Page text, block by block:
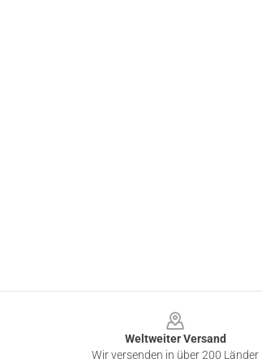
Weltweiter Versand
Wir versenden in über 200 Länder